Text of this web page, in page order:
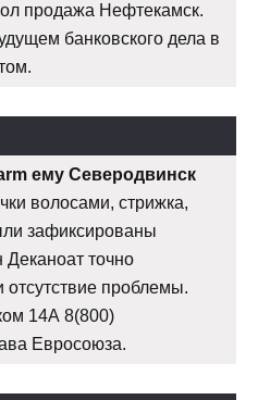
продажа Нефтекамск.
банковского дела в
ему Северодвинск
волосами, стрижка,
зафиксированы
Деканоат точно
отсутствие проблемы.
14А 8(800)
Евросоюза.